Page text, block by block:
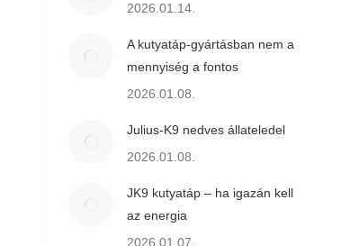
2026.01.14.
A kutyatáp-gyártásban nem a
mennyiség a fontos
2026.01.08.
Julius-K9 nedves állateledel
2026.01.08.
JK9 kutyatáp – ha igazán kell
az energia
2026.01.07.